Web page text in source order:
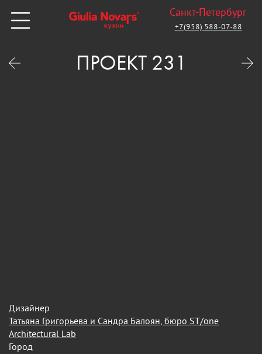
Санкт-Петербург
+7(958) 588-07-88
ПРОЕКТ 231
Дизайнер
Татьяна Григорьева и Сандра Балоян, бюро ST/one
Architectural Lab
Город